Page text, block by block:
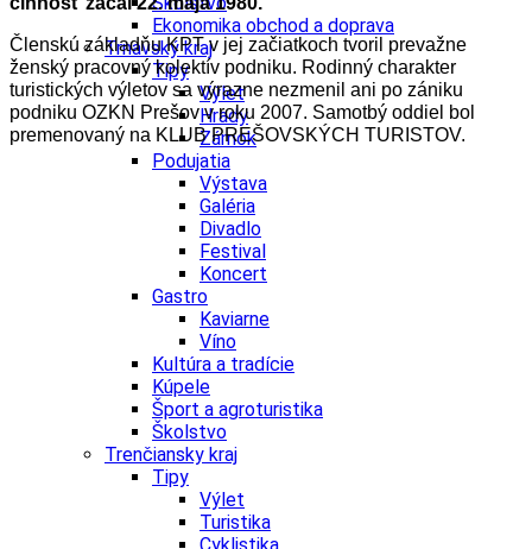
Ekonomika obchod a doprava
Trnavský kraj
Tipy
Výlet
Hrady
Zámok
Podujatia
Výstava
Galéria
Divadlo
Festival
Koncert
Gastro
Kaviarne
Víno
Kultúra a tradície
Kúpele
Šport a agroturistika
Školstvo
Trenčiansky kraj
Tipy
Výlet
Turistika
Členskú základňu KPT v jej začiatkoch tvoril prevažne
ženský pracovný kolektív podniku. Rodinný charakter
turistických výletov sa výrazne nezmenil ani po zániku
podniku OZKN Prešov v roku 2007. Samotbý oddiel bol
premenovaný na KLUB PREŠOVSKÝCH TURISTOV.